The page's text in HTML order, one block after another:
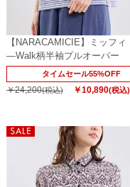
【NARACAMICIE】ミッフィ
―Walk柄半袖プルオーバー
タイムセール55%OFF
￥24,200(税込) ￥10,890(税込)